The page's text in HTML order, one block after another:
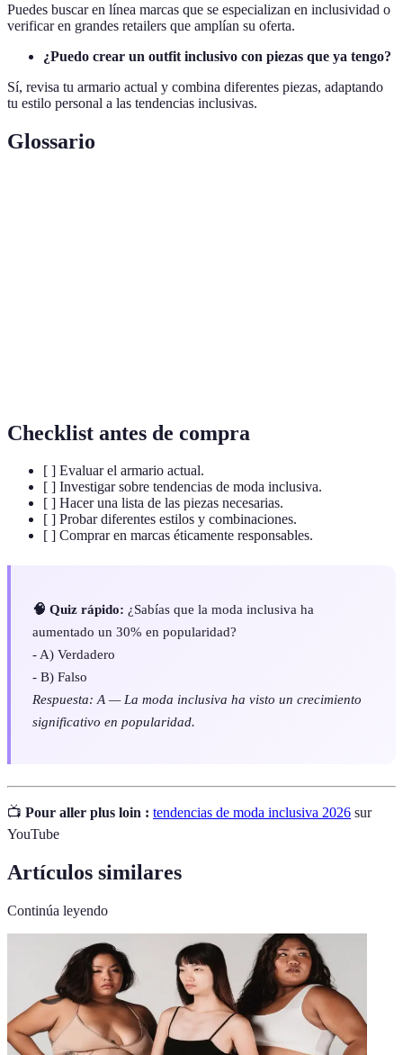
Puedes buscar en línea marcas que se especializan en inclusividad o
verificar en grandes retailers que amplían su oferta.
¿Puedo crear un outfit inclusivo con piezas que ya tengo?
Sí, revisa tu armario actual y combina diferentes piezas, adaptando
tu estilo personal a las tendencias inclusivas.
Glossario
Checklist antes de compra
[ ] Evaluar el armario actual.
[ ] Investigar sobre tendencias de moda inclusiva.
[ ] Hacer una lista de las piezas necesarias.
[ ] Probar diferentes estilos y combinaciones.
[ ] Comprar en marcas éticamente responsables.
🧠 Quiz rápido: ¿Sabías que la moda inclusiva ha
aumentado un 30% en popularidad?
- A) Verdadero
- B) Falso
Respuesta: A — La moda inclusiva ha visto un crecimiento
significativo en popularidad.
📺 Pour aller plus loin : tendencias de moda inclusiva 2026 sur
YouTube
Artículos similares
Continúa leyendo